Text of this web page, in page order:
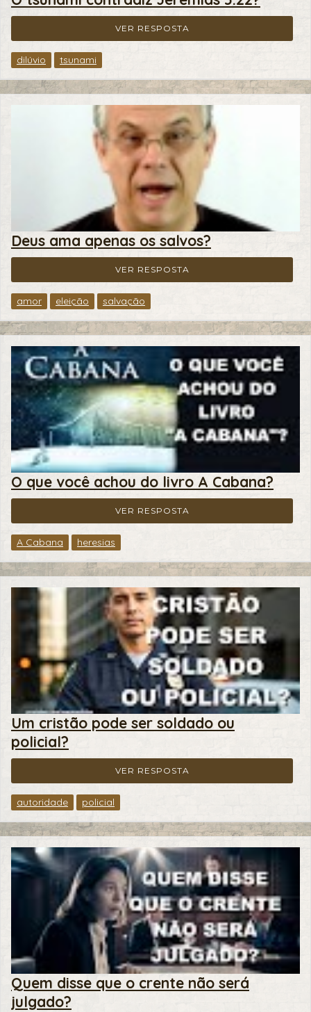
VER RESPOSTA
dilúvio tsunami
Deus ama apenas os salvos?
VER RESPOSTA
amor eleição salvação
O que você achou do livro A Cabana?
VER RESPOSTA
A Cabana heresias
Um cristão pode ser soldado ou
policial?
VER RESPOSTA
autoridade policial
Quem disse que o crente não será
julgado?